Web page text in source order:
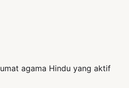
agama Hindu yang aktif